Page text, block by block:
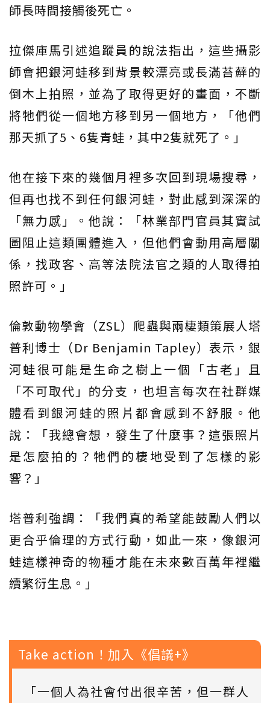
師長時間接觸後死亡。
拉傑庫馬引述追蹤員的說法指出，這些攝影
師會把銀河蛙移到背景較漂亮或長滿苔蘚的
倒木上拍照，並為了取得更好的畫面，不斷
將牠們從一個地方移到另一個地方，「他們
那天抓了5、6隻青蛙，其中2隻就死了。」
他在接下來的幾個月裡多次回到現場搜尋，
但再也找不到任何銀河蛙，對此感到深深的
「無力感」。他說：「林業部門官員其實試
圖阻止這類團體進入，但他們會動用高層關
係，找政客、高等法院法官之類的人取得拍
照許可。」
倫敦動物學會（ZSL）爬蟲與兩棲類策展人塔
普利博士（Dr Benjamin Tapley）表示，銀
河蛙很可能是生命之樹上一個「古老」且
「不可取代」的分支，也坦言每次在社群媒
體看到銀河蛙的照片都會感到不舒服。他
說：「我總會想，發生了什麼事？這張照片
是怎麼拍的？牠們的棲地受到了怎樣的影
響？」
塔普利強調：「我們真的希望能鼓勵人們以
更合乎倫理的方式行動，如此一來，像銀河
蛙這樣神奇的物種才能在未來數百萬年裡繼
續繁衍生息。」
Take action！加入《倡議+》
「一個人為社會付出很辛苦，但一群人